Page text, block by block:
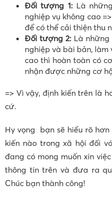
Đối tượng 1:Là
nghiệp vụ không cao
để có thể cải thiện thu
Đối tượng 2: Là
nghiệp và bài bản, làm
cao thì hoàn toàn có
nhận được những cơ
=> Vì vậy, định kiến trên là
cứ.
Hy vọng bạn sẽ hiểu rõ hơn
kiến nào trong xã hội đối
đang có mong muốn xin
thông tin trên và đưa ra
Chúc bạn thành công!